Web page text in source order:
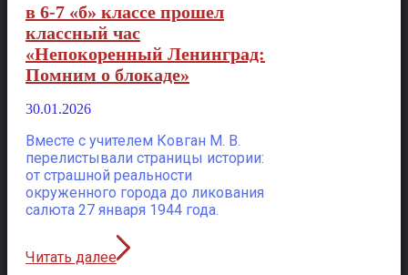
в 6-7 «б» классе прошел
классный час
«Непокоренный Ленинград:
Помним о блокаде»
30.01.2026
Вместе с учителем Ковган М. В.
перелистывали страницы истории:
от страшной реальности
окруженного города до ликования
салюта 27 января 1944 года.
Читать далее